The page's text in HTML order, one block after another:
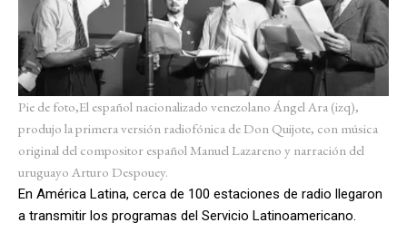
Pie de foto,El español nacionalizado venezolano Ángel Ara (izq),
produjo la primera versión radiofónica de Don Quijote, con música
original del compositor español Manuel Lazareno y narración del
uruguayo Arturo Despouey.
En América Latina, cerca de 100 estaciones de radio llegaron
a transmitir los programas del Servicio Latinoamericano.